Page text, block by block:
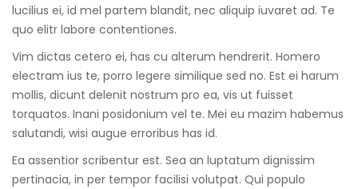
lucilius ei, id mel partem blandit, nec aliquip iuvaret ad. Te
quo elitr labore contentiones.
Vim dictas cetero ei, has cu alterum hendrerit. Homero
electram ius te, porro legere similique sed no. Est ei harum
mollis, dicunt delenit nostrum pro ea, vis ut fuisset
torquatos. Inani posidonium vel te. Mei eu mazim habemus
salutandi, wisi augue erroribus has id.
Ea assentior scribentur est. Sea an luptatum dignissim
pertinacia, in per tempor facilisi volutpat. Qui populo